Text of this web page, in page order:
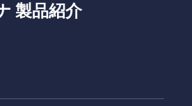
製品紹介